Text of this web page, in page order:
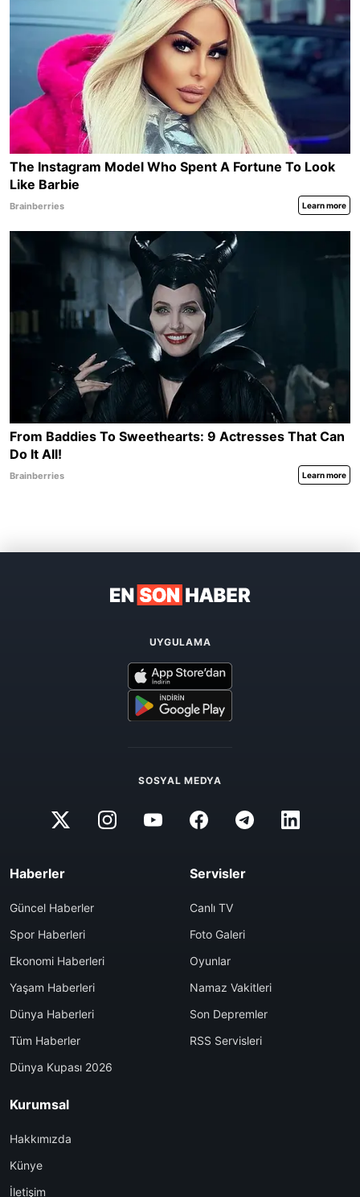
UYGULAMA
SOSYAL MEDYA
Haberler
Güncel Haberler
Spor Haberleri
Ekonomi Haberleri
Yaşam Haberleri
Dünya Haberleri
Tüm Haberler
Dünya Kupası 2026
Servisler
Canlı TV
Foto Galeri
Oyunlar
Namaz Vakitleri
Son Depremler
RSS Servisleri
Kurumsal
Hakkımızda
Künye
İletişim